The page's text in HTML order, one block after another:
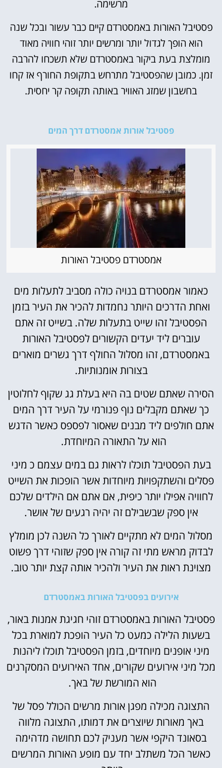
מרשימה.
פסטיבל האורות באמסטרדם קיים כבר עשור ובכל שנה
הוא הופך לגדול יותר ומרשים יותר זוהי חוויה מאוד
מומלצת בעת ביקור באמסטרדם שלא תשכחו להרבה
זמן. כמובן שהפסטיבל מתרחש בתקופת החורף אז קחו
בחשבון שמזג האוויר באותה תקופה קר יחסית.
פסטיבל אורות אמסטרדם דרך המים
אמסטרדם פסטיבל האורות
כאמור אמסטרדם בנויה כולה מסביב לתעלות מים
ואחת הדרכים היותר נחמדות להכיר את העיר בזמן
הפסטיבל זהו שייט בתעלות שלה. בשייט זה אתם
עוברים ליד יעדים הקשורים לפסטיבל האורות
באמסטרדם, זהו מסלול החולף דרך גשרים מוארים
בצורות אומנותיות.
הסירה שאתם שטים בה היא בעלת גג שקוף לחלוטין
כך שאתם מקבלים נוף פנורמי על העיר דרך המים
אתם חולפים ליד מבנים שאסור לפספס כאשר הדגש
הוא על התאורה המיוחדת.
בעת הפסטיבל תוכלו לראות גם במים עצמם כ מיני
פסלים והשתקפויות מיוחדות אשר הופכות את השייט
לחוויה אפילו יותר כיפית, אם אתם אם הילדים שלכם
אין ספק שבשבילם זה יהיה רגעים של אושר.
מסלול המים לא מתקיים לאורך כל השנה לכן מומלץ
לבדוק מראש מתי זה קורה אין ספק שזוהי דרך פשוט
מצוינת ראות את העיר ולהכיר אותה קצת יותר טוב.
אירועים בפסטיבל האורות באמסטרדם
פסטיבל האורות באמסטרדם זוהי חגיגת אמנות באור,
בשעות הלילה כמעט כל העיר הופכת למוארת בכל
מיני אופנים מיוחדים, בזמן הפסטיבל תוכלו ליהנות
מכל מיני אירועים שקורים, אחד האירועים המסקרנים
הוא המורשת של באך.
התצוגה מכילה מפגן אורות מרשים הכולל פסל של
באך מאורות שיוצרים את דמותו, התצוגה מלווה
בסאונד היקפי אשר מעניק לכם תחושה מדהימה
כאשר הכל משתלב יחד עם מופע האורות המרשים